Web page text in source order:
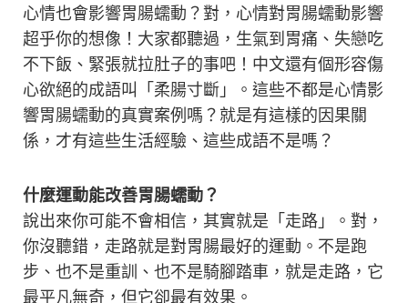
心情也會影響胃腸蠕動？對，心情對胃腸蠕動影響
超乎你的想像！大家都聽過，生氣到胃痛、失戀吃
不下飯、緊張就拉肚子的事吧！中文還有個形容傷
心欲絕的成語叫「柔腸寸斷」。這些不都是心情影
響胃腸蠕動的真實案例嗎？就是有這樣的因果關
係，才有這些生活經驗、這些成語不是嗎？
什麼運動能改善胃腸蠕動？
說出來你可能不會相信，其實就是「走路」。對，
你沒聽錯，走路就是對胃腸最好的運動。不是跑
步、也不是重訓、也不是騎腳踏車，就是走路，它
最平凡無奇，但它卻最有效果。